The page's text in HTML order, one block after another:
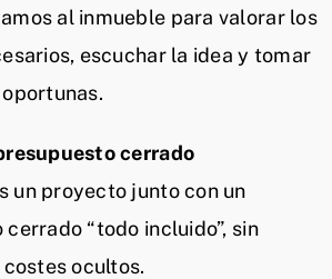
al inmueble para valorar los
escuchar la idea y tomar
cerrado
un proyecto junto con un
“todo incluido”, sin
ocultos.